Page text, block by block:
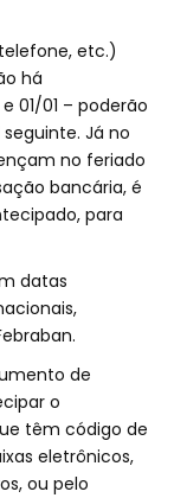
etc.)
há
01/01 – poderão
Já no
no feriado
bancária, é
para
datas
de
o
têm código de
eletrônicos,
ou pelo